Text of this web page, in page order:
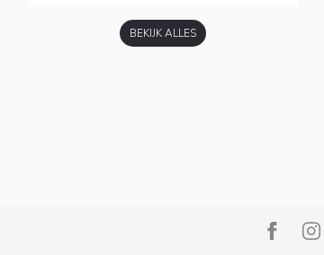
BEKIJK ALLES